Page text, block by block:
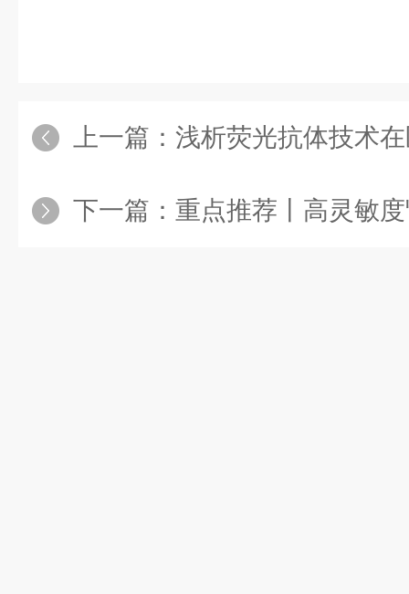
上一篇： 浅析荧光抗体技术
下一篇： 重点推荐丨高灵敏度肾功/肝